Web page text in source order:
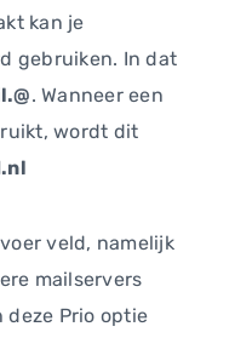
kan je
gebruiken. In dat
. Wanneer een
wordt dit
veld, namelijk
mailservers
deze Prio optie